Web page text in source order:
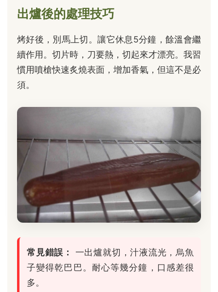
出爐後的處理技巧
烤好後，別馬上切。讓它休息5分鐘，餘溫會繼
續作用。切片時，刀要熱，切起來才漂亮。我習
慣用噴槍快速炙燒表面，增加香氣，但這不是必
須。
常見錯誤：
一出爐就切，汁液流光，烏魚
子變得乾巴巴。耐心等幾分鐘，口感差很
多。